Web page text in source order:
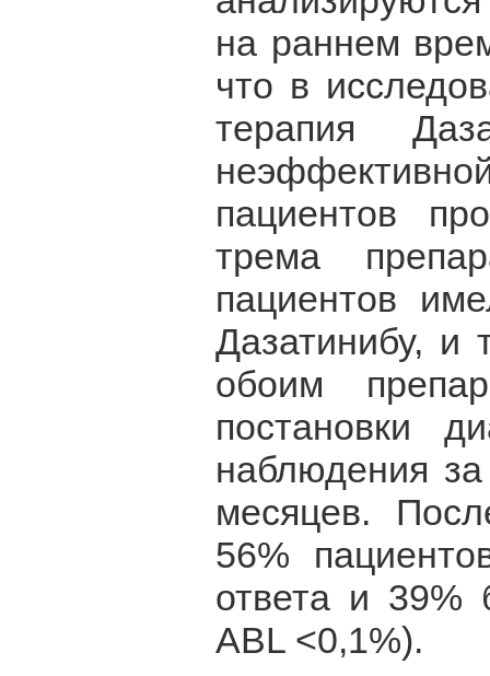
на раннем
что в
терапия
пациентов
трема
пациентов
Дазатинибу, и
обоим
постановки
наблюдения
месяцев.
56%
ответа и 39%
ABL <0,1%).